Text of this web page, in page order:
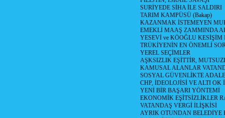
SURİYEDE SİHA İLE SALDIRI
TARIM KAMPÜSÜ (Bakap)
KAZANMAK İSTEMEYEN
EMEKLİ MAAŞ ZAMMINDA
YESEVİ ve KÖOĞLU
TRÜKİYENİN EN ÖNEMLİ
YEREL SEÇİMLER
AŞKSIZLIK EŞİTTİR,
KAMUSAL ALANLAR
SOSYAL GÜVENLİKTE
CHP, İDEOLOJİSİ VE ALTI OK
YENİ BİR BAŞARI YÖNTEMİ
EKONOMİK EŞİTSİZLİKLER
VATANDAŞ VERGİ İLİŞKİSİ
AYRIK OTUNDAN